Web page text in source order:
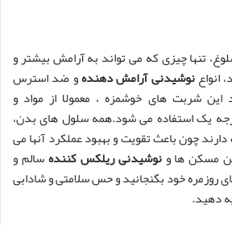
تنها چیزی که می تواند به آرامش بیشتر و
انواعنوشیدنی آرامش دهندهو ضد استرس
شربت های خوشمزه ، معمولا از مواد و
یک استفاده می شود.همه سلول های بدن،
چون باعث تقویت و بهبود عملکرد آنها می
مسکن ها ونوشیدنی ریلکس کنندهسالم و
روزمره خود بگنجانید و حس سلامتی و شادابی
دهید.